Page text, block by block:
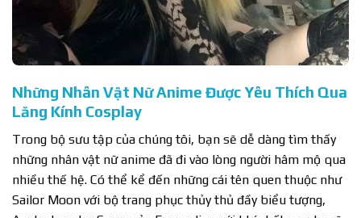
Những Nhân Vật Nữ Anime Được Yêu Thích Qua
Lăng Kính Cosplay
Trong bộ sưu tập của chúng tôi, bạn sẽ dễ dàng tìm thấy
những nhân vật nữ anime đã đi vào lòng người hâm mộ qua
nhiều thế hệ. Có thể kể đến những cái tên quen thuộc như
Sailor Moon với bộ trang phục thủy thủ đầy biểu tượng,